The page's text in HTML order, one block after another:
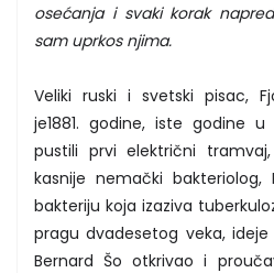
osećanja i svaki korak
sam uprkos njima.
Veliki ruski i svetski pisac,
je1881. godine, iste godine
pustili prvi električni
kasnije nemački bakteriolog,
bakteriju koja izaziva
pragu dvadesetog veka,
Bernard Šo otkrivao i